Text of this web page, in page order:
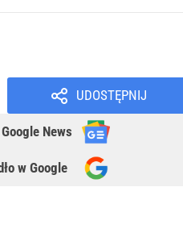
UDOSTĘPNIJ
Google News
w Google